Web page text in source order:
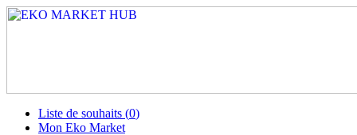
Liste de souhaits (0)
Mon Eko Market